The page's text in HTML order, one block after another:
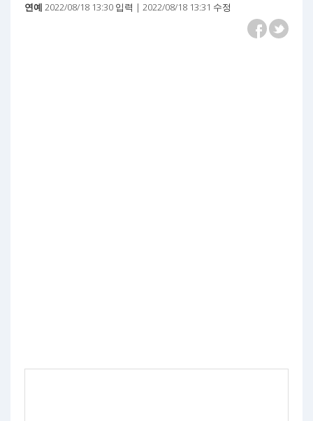
연예 2022/08/18 13:30 입력 | 2022/08/18 13:31 수정